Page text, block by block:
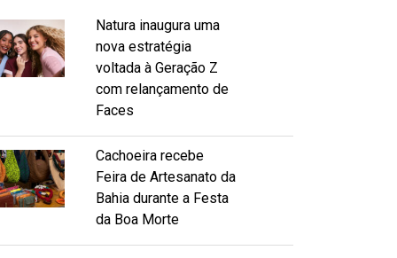
Natura inaugura uma
nova estratégia
voltada à Geração Z
com relançamento de
Faces
Cachoeira recebe
Feira de Artesanato da
Bahia durante a Festa
da Boa Morte